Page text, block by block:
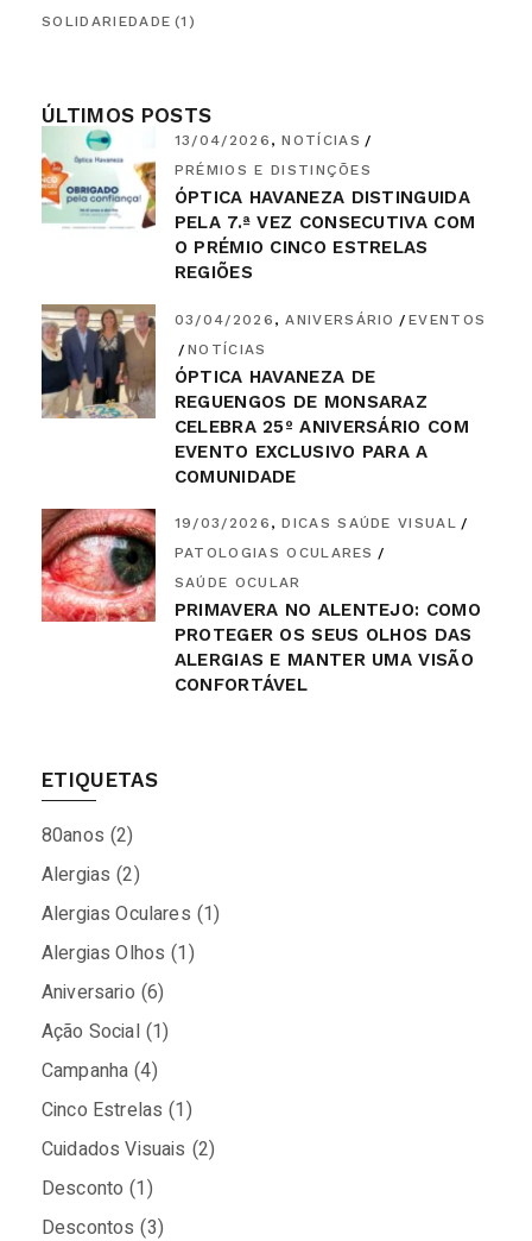
SOLIDARIEDADE (1)
ÚLTIMOS POSTS
13/04/2026
NOTÍCIAS
PRÉMIOS E DISTINÇÕES
ÓPTICA HAVANEZA DISTINGUIDA
PELA 7.ª VEZ CONSECUTIVA COM
O PRÉMIO CINCO ESTRELAS
REGIÕES
03/04/2026 ANIVERSÁRIO
EVENTOS
NOTÍCIAS
ÓPTICA HAVANEZA DE
REGUENGOS DE MONSARAZ
CELEBRA 25º ANIVERSÁRIO COM
EVENTO EXCLUSIVO PARA A
COMUNIDADE
19/03/2026
DICAS SAÚDE VISUAL
PATOLOGIAS OCULARES
SAÚDE OCULAR
PRIMAVERA NO ALENTEJO: COMO
PROTEGER OS SEUS OLHOS DAS
ALERGIAS E MANTER UMA VISÃO
CONFORTÁVEL
ETIQUETAS
80anos (2)
Alergias (2)
Alergias Oculares (1)
Alergias Olhos (1)
Aniversario (6)
Ação Social (1)
Campanha (4)
Cinco Estrelas (1)
Cuidados Visuais (2)
Desconto (1)
Descontos (3)